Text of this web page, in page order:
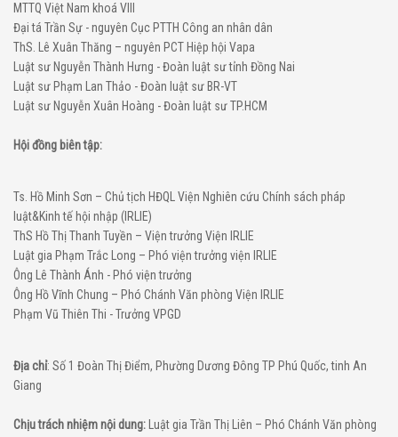
MTTQ Việt Nam khoá VIII
Đại tá Trần Sự - nguyên Cục PTTH Công an nhân dân
ThS. Lê Xuân Thăng – nguyên PCT Hiệp hội Vapa
Luật sư Nguyễn Thành Hưng - Đoàn luật sư tỉnh Đồng Nai
Luật sư Phạm Lan Thảo - Đoàn luật sư BR-VT
Luật sư Nguyễn Xuân Hoàng - Đoàn luật sư TP.HCM
Hội đồng biên tập:
Ts. Hồ Minh Sơn – Chủ tịch HĐQL Viện Nghiên cứu Chính sách pháp
luật&Kinh tế hội nhập (IRLIE)
ThS Hồ Thị Thanh Tuyền – Viện trưởng Viện IRLIE
Luật gia Phạm Trắc Long – Phó viện trưởng viện IRLIE
Ông Lê Thành Ánh - Phó viện trưởng
Ông Hồ Vĩnh Chung – Phó Chánh Văn phòng Viện IRLIE
Phạm Vũ Thiên Thi - Trưởng VPGD
Địa chỉ: Số 1 Đoàn Thị Điểm, Phường Dương Đông TP Phú Quốc, tinh An
Giang
Chịu trách nhiệm nội dung: Luật gia Trần Thị Liên – Phó Chánh Văn phòng